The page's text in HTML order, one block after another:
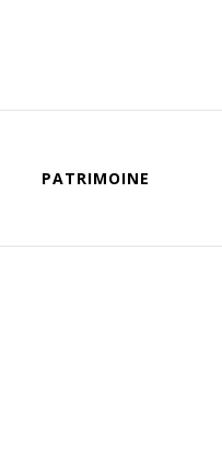
PATRIMOINE